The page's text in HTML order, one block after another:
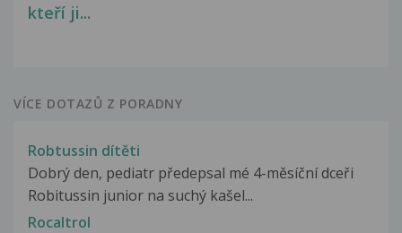
kteří ji...
VÍCE DOTAZŮ Z PORADNY
Robtussin dítěti
Dobrý den, pediatr předepsal mé 4-měsíční dceři
Robitussin junior na suchý kašel...
Rocaltrol